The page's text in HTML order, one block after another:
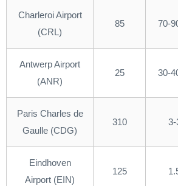
Charleroi Airport
(CRL)
85 70-
Antwerp Airport
(ANR)
25 30-
Paris Charles de
Gaulle (CDG)
310 3-
Eindhoven
Airport (EIN)
125